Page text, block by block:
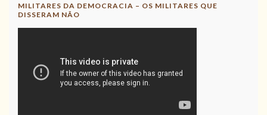
MILITARES DA DEMOCRACIA – OS MILITARES QUE
DISSERAM NÃO